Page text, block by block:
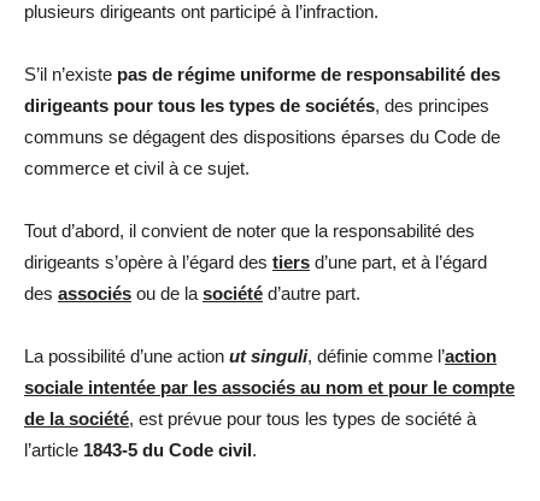
plusieurs dirigeants ont participé à l’infraction.
S’il n’existe pas de régime uniforme de responsabilité des
dirigeants pour tous les types de sociétés, des principes
communs se dégagent des dispositions éparses du Code de
commerce et civil à ce sujet.
Tout d’abord, il convient de noter que la responsabilité des
dirigeants s’opère à l’égard des tiers d’une part, et à l’égard
des associés ou de la société d’autre part.
La possibilité d’une action ut singuli, définie comme l’action
sociale intentée par les associés au nom et pour le compte
de la société, est prévue pour tous les types de société à
l’article 1843-5 du Code civil.